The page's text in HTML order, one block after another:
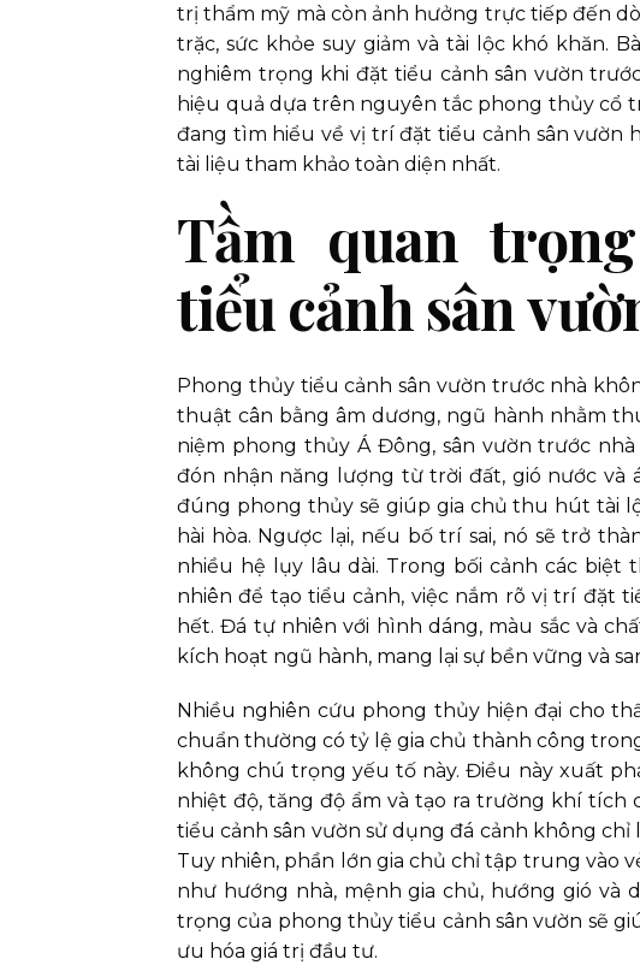
trị thẩm mỹ mà còn ảnh hưởng trực tiếp đến
trặc, sức khỏe suy giảm và tài lộc khó khăn.
nghiêm trọng khi đặt tiểu cảnh sân vườn
hiệu quả dựa trên nguyên tắc phong thủy cổ
đang tìm hiểu về vị trí đặt tiểu cảnh sân vườn
tài liệu tham khảo toàn diện nhất.
Tầm quan
tiểu cảnh sân
Phong thủy tiểu cảnh sân vườn trước nhà
thuật cân bằng âm dương, ngũ hành nhằm
niệm phong thủy Á Đông, sân vườn trước
đón nhận năng lượng từ trời đất, gió nước và
đúng phong thủy sẽ giúp gia chủ thu hút tài
hài hòa. Ngược lại, nếu bố trí sai, nó sẽ trở
nhiều hệ lụy lâu dài. Trong bối cảnh các
nhiên để tạo tiểu cảnh, việc nắm rõ vị trí đặt
hết. Đá tự nhiên với hình dáng, màu sắc và
kích hoạt ngũ hành, mang lại sự bền vững và
Nhiều nghiên cứu phong thủy hiện đại cho
chuẩn thường có tỷ lệ gia chủ thành công
không chú trọng yếu tố này. Điều này xuất
nhiệt độ, tăng độ ẩm và tạo ra trường khí tích
tiểu cảnh sân vườn sử dụng đá cảnh không
Tuy nhiên, phần lớn gia chủ chỉ tập trung vào
như hướng nhà, mệnh gia chủ, hướng gió và
trọng của phong thủy tiểu cảnh sân vườn sẽ
ưu hóa giá trị đầu tư.